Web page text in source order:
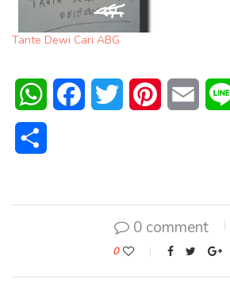
Tante Dewi Cari ABG
WhatsAppFacebookTwitter PinterestEmail
0 comment
0